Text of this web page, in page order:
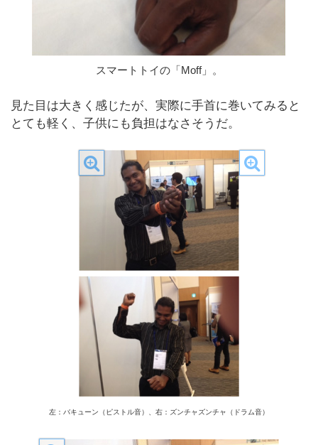
スマートトイの「Moff」。
見た目は大きく感じたが、実際に手首に巻いてみると
とても軽く、子供にも負担はなさそうだ。
左：バキューン（ピストル音）、右：ズンチャズンチャ（ドラム音）